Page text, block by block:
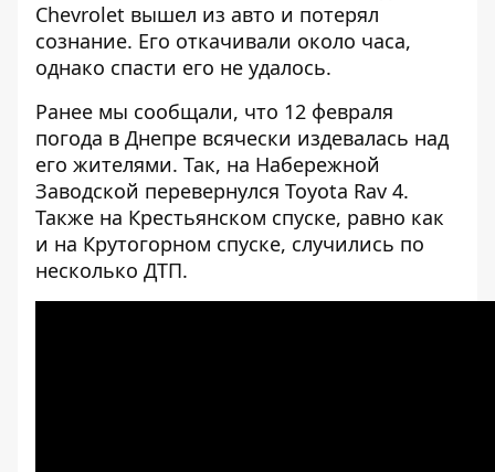
Chevrolet вышел из авто и потерял
сознание. Его откачивали около часа,
однако спасти его не удалось.
Ранее мы сообщали, что 12 февраля
погода в Днепре всячески издевалась над
его жителями. Так, на Набережной
Заводской перевернулся Toyota Rav 4.
Также на Крестьянском спуске, равно как
и на Крутогорном спуске, случились по
несколько ДТП.